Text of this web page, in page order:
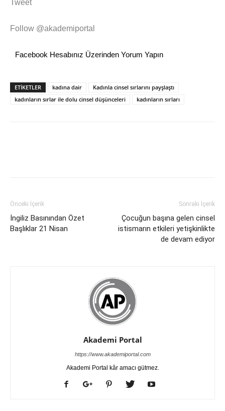
Tweet
Follow @akademiportal
Facebook Hesabınız Üzerinden Yorum Yapın
ETİKETLER kadına dair
Kadınla cinsel sırlarını payşlaştı
kadınların sırlar ile dolu cinsel düşünceleri
kadınların sırları
Önceki İçerik
İngiliz Basınından Özet
Başlıklar 21 Nisan
Sonraki İçerik
Çocuğun başına gelen cinsel
istismarın etkileri yetişkinlikte
de devam ediyor
Akademi Portal
https://www.akademiportal.com
Akademi Portal kâr amacı gütmez.